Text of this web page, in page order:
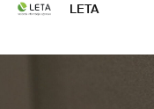
LETA